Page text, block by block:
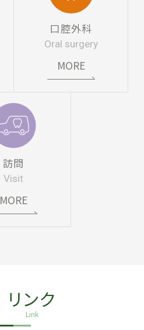
口腔外科
Oral surgery
MORE
訪問
Visit
MORE
リンク
Link